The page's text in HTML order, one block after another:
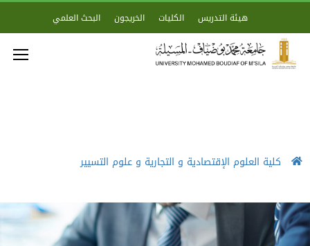
هيئة التدريس الكليات الخريجون البحث العلمي
كلية العلوم الإقتصادية و التجارية و علوم التسيير